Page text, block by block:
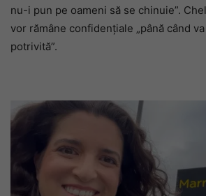
nu-i pun pe oameni să se chinuie”.
vor rămâne confidențiale „până când
potrivită”.